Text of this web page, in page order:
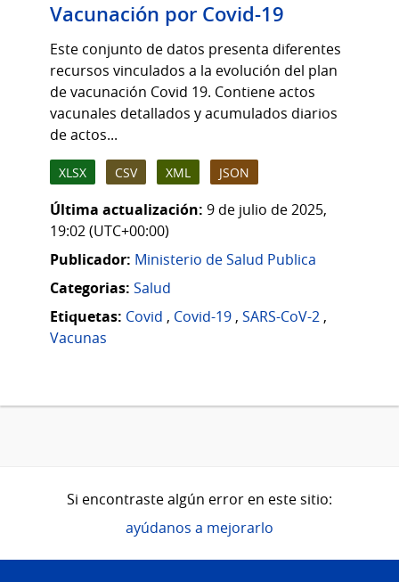
Vacunación por Covid-19
Este conjunto de datos presenta diferentes
recursos vinculados a la evolución del plan
de vacunación Covid 19. Contiene actos
vacunales detallados y acumulados diarios
de actos...
XLSX CSV XML JSON
Última actualización: 9 de julio de 2025,
19:02 (UTC+00:00)
Publicador: Ministerio de Salud Publica
Categorias: Salud
Etiquetas: Covid , Covid-19 , SARS-CoV-2 ,
Vacunas
Si encontraste algún error en este sitio:
ayúdanos a mejorarlo